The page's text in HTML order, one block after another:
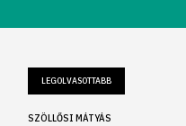
LEGOLVASOTTABB
SZÖLLŐSI MÁTYÁS